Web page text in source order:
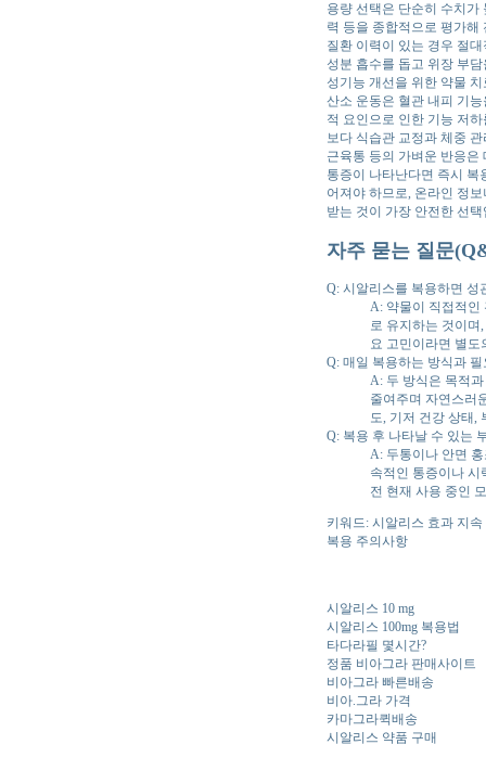
용량 선택은 단순히 수치가
력 등을 종합적으로 평가해
질환 이력이 있는 경우 절
성분 흡수를 돕고 위장 부
성기능 개선을 위한 약물
산소 운동은 혈관 내피 기
적 요인으로 인한 기능 저
보다 식습관 교정과 체중
근육통 등의 가벼운 반응
통증이 나타난다면 즉시 복
어져야 하므로, 온라인 정
받는 것이 가장 안전한 선
자주 묻는 질문
Q: 시알리스를 복용하면 성
A: 약물이 직접적인
로 유지하는 것이며
요 고민이라면 별도
Q: 매일 복용하는 방식과
A: 두 방식은 목적
줄여주며 자연스러
도, 기저 건강 상태,
Q: 복용 후 나타날 수 있는
A: 두통이나 안면
속적인 통증이나 시
전 현재 사용 중인
키워드: 시알리스 효과 지
복용 주의사항
시알리스 10 mg
시알리스 100mg 복용법
타다라필 몇시간?
정품 비아그라 판매사이트
비아그라 빠른배송
비아.그라 가격
카마그라퀵배송
시알리스 약품 구매